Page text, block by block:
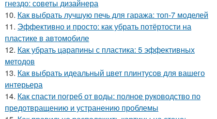
гнездо: советы дизайнера
10. Как выбрать лучшую печь для гаража: топ-7 моделей
11. Эффективно и просто: как убрать потёртости на
пластике в автомобиле
12. Как убрать царапины с пластика: 5 эффективных
методов
13. Как выбрать идеальный цвет плинтусов для вашего
интерьера
14. Как спасти погреб от воды: полное руководство по
предотвращению и устранению проблемы